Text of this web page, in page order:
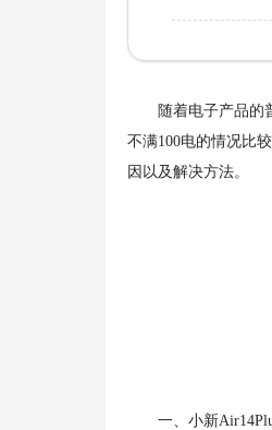
随着电子产品的普
不满100电的情况比
因以及解决方法。
一、小新